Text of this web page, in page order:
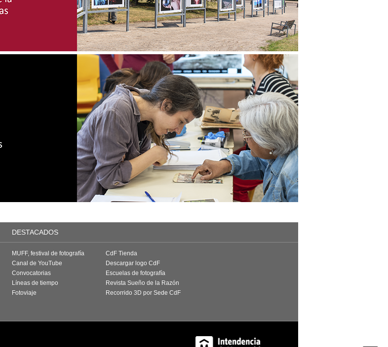
DESTACADOS
MUFF, festival de fotografía
Canal de YouTube
Convocatorias
Líneas de tiempo
Fotoviaje
CdF Tienda
Descargar logo CdF
Escuelas de fotografía
Revista Sueño de la Razón
Recorrido 3D por Sede CdF